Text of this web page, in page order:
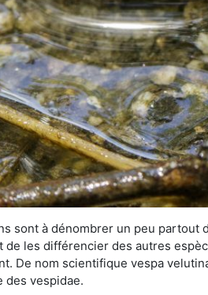
sont à dénombrer un peu
les différencier des autres
De nom scientifique vespa
des vespidae.